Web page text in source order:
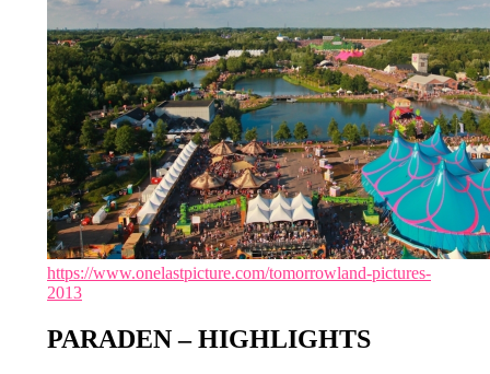
https://www.onelastpicture.com/tomorrowland-pictures-
2013
PARADEN – HIGHLIGHTS